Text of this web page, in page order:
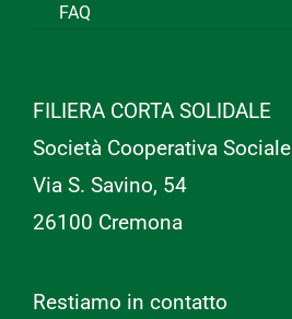
FAQ
FILIERA CORTA SOLIDALE
Società Cooperativa Sociale
Via S. Savino, 54
26100 Cremona
Restiamo in contatto